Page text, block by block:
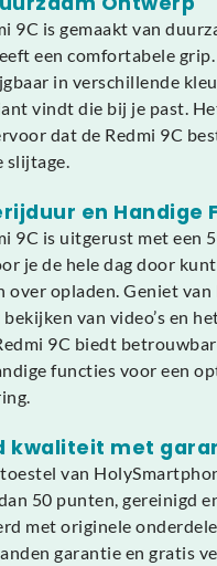
9C is gemaakt van
een comfortabele
in verschillende
vindt die bij je past.
dat de Redmi 9C
slijtage.
en Handige
9C is uitgerust met een
je de hele dag door
over opladen. Geniet van
van video’s en
9C biedt
functies voor een
kwaliteit met
van
50 punten, gereinigd
met originele
garantie en gratis